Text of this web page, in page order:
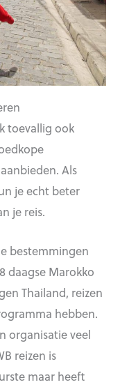
toevallig ook
Als
je echt beter
je reis.
bestemmingen
daagse Marokko
Thailand, reizen
hebben.
organisatie veel
reizen is
maar heeft